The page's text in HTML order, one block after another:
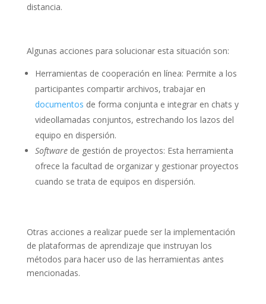
distancia.
Algunas acciones para solucionar esta situación son:
Herramientas de cooperación en línea: Permite a los
participantes compartir archivos, trabajar en
documentos de forma conjunta e integrar en chats y
videollamadas conjuntos, estrechando los lazos del
equipo en dispersión.
Softwarede gestión de proyectos: Esta herramienta
ofrece la facultad de organizar y gestionar proyectos
cuando se trata de equipos en dispersión.
Otras acciones a realizar puede ser la implementación
de plataformas de aprendizaje que instruyan los
métodos para hacer uso de las herramientas antes
mencionadas.